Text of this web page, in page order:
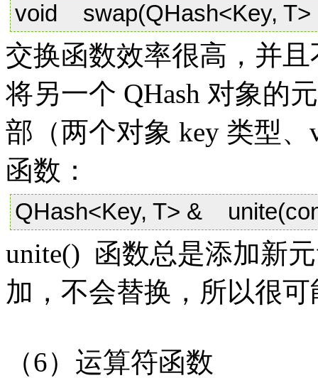
void swap(QHash<Key, T>
交换函数效率很高，并
将另一个 QHash 对象的
部（两个对象 key 类型
函数：
QHash<Key, T> &
unite() 函数总是添加新
加，不会替换，所以很
（6）运算符函数